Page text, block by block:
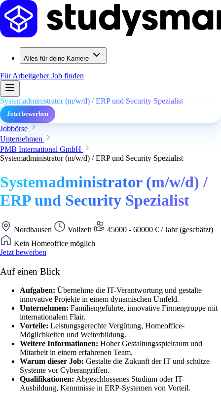
Alles für deine Karriere
Für ArbeitgeberJob finden
Systemadministrator (m/w/d) / ERP und Security Spezialist
Jetzt bewerben
Jobbörse
Unternehmen
PMB International GmbH
Systemadministrator (m/w/d) / ERP und Security Spezialist
Systemadministrator (m/w/d) /
ERP und Security Spezialist
Nordhausen Vollzeit
45000 - 60000 € / Jahr (geschätzt)
Kein Homeoffice möglich
Jetzt bewerben
Auf einen Blick
Aufgaben: Übernehme die IT-Verantwortung und gestalte
innovative Projekte in einem dynamischen Umfeld.
Unternehmen: Familiengeführte, innovative Firmengruppe mit
internationalem Flair.
Vorteile: Leistungsgerechte Vergütung, Homeoffice-
Möglichkeiten und Weiterbildung.
Weitere Informationen: Hoher Gestaltungsspielraum und
Mitarbeit in einem erfahrenen Team.
Warum dieser Job: Gestalte die Zukunft der IT und schütze
Systeme vor Cyberangriffen.
Qualifikationen: Abgeschlossenes Studium oder IT-
Ausbildung, Kenntnisse in ERP-Systemen von Vorteil.